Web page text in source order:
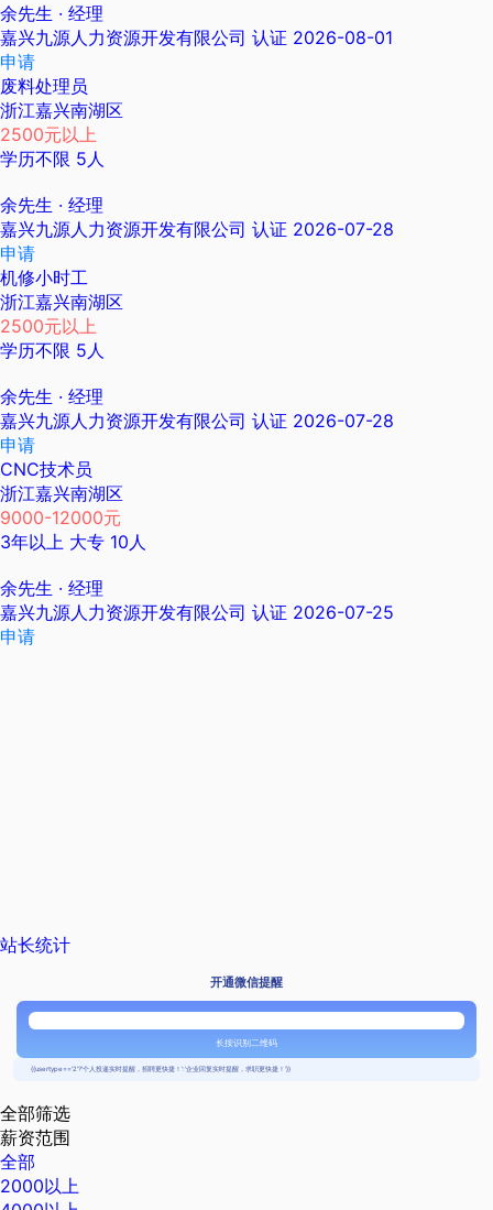
余先生 · 经理
嘉兴九源人力资源开发有限公司 认证 2026-08-01
申请
废料处理员
浙江嘉兴南湖区
2500元以上
学历不限 5人
余先生 · 经理
嘉兴九源人力资源开发有限公司 认证 2026-07-28
申请
机修小时工
浙江嘉兴南湖区
2500元以上
学历不限 5人
余先生 · 经理
嘉兴九源人力资源开发有限公司 认证 2026-07-28
申请
CNC技术员
浙江嘉兴南湖区
9000-12000元
3年以上 大专 10人
余先生 · 经理
嘉兴九源人力资源开发有限公司 认证 2026-07-25
申请
站长统计
开通微信提醒
长按识别二维码
{{usertype=='2'?'个人投递实时提醒，招聘更快捷！':'企业回复实时提醒，求职更快捷！'}}
全部筛选
薪资范围
全部
2000以上